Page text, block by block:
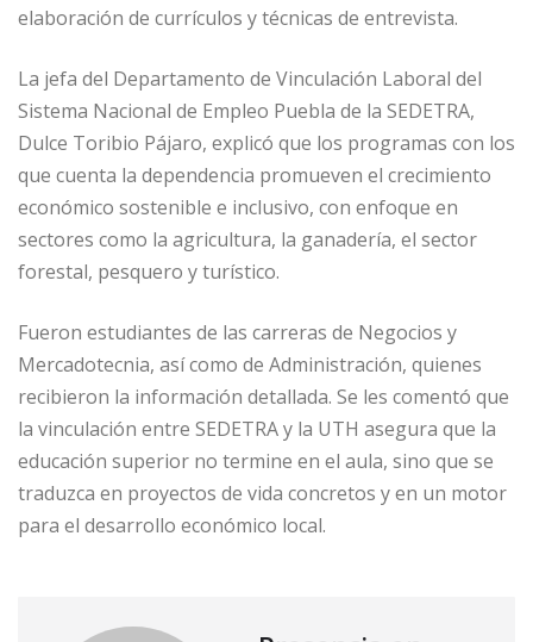
elaboración de currículos y técnicas de entrevista.
La jefa del Departamento de Vinculación Laboral del
Sistema Nacional de Empleo Puebla de la SEDETRA,
Dulce Toribio Pájaro, explicó que los programas con los
que cuenta la dependencia promueven el crecimiento
económico sostenible e inclusivo, con enfoque en
sectores como la agricultura, la ganadería, el sector
forestal, pesquero y turístico.
Fueron estudiantes de las carreras de Negocios y
Mercadotecnia, así como de Administración, quienes
recibieron la información detallada. Se les comentó que
la vinculación entre SEDETRA y la UTH asegura que la
educación superior no termine en el aula, sino que se
traduzca en proyectos de vida concretos y en un motor
para el desarrollo económico local.